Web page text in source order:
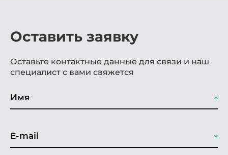
Оставить заявку
Оставьте контактные данные для связи и наш
специалист с вами свяжется